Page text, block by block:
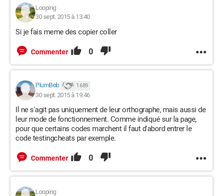
Looping
30 sept. 2015 à 13:40
Si je fais meme des copier coller
Commenter 0
PlumBob 1 689
30 sept. 2015 à 19:46
Il ne s'agit pas uniquement de leur orthographe, mais aussi de
leur mode de fonctionnement. Comme indiqué sur la page,
pour que certains codes marchent il faut d'abord entrer le
code testingcheats par exemple.
Commenter 0
Looping